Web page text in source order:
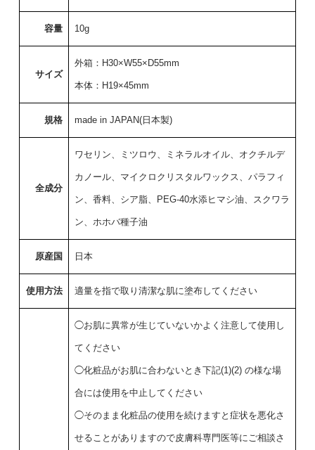
容量 10g
サイズ
外箱：H30×W55×D55mm
本体：H19×45mm
規格 made in JAPAN(日本製)
全成分
ワセリン、ミツロウ、ミネラルオイル、オクチルデ
カノール、マイクロクリスタルワックス、パラフィ
ン、香料、シア脂、PEG-40水添ヒマシ油、スクワラ
ン、ホホバ種子油
原産国 日本
使用方法 適量を指で取り清潔な肌に塗布してください
◯お肌に異常が生じていないかよく注意して使用し
てください
◯化粧品がお肌に合わないとき下記(1)(2) の様な場
合には使用を中止してください
◯そのまま化粧品の使用を続けますと症状を悪化さ
せることがありますので皮膚科専門医等にご相談さ